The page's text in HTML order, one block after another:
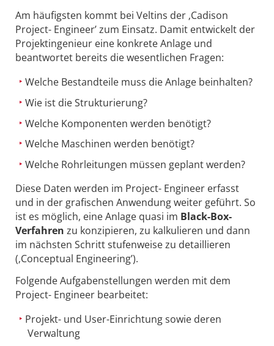
Am häufigsten kommt bei Veltins der ‚Cadison
Project- Engineer’ zum Einsatz. Damit entwickelt der
Projektingenieur eine konkrete Anlage und
beantwortet bereits die wesentlichen Fragen:
Welche Bestandteile muss die Anlage beinhalten?
Wie ist die Strukturierung?
Welche Komponenten werden benötigt?
Welche Maschinen werden benötigt?
Welche Rohrleitungen müssen geplant werden?
Diese Daten werden im Project- Engineer erfasst
und in der grafischen Anwendung weiter geführt. So
ist es möglich, eine Anlage quasi im Black-Box-
Verfahren zu konzipieren, zu kalkulieren und dann
im nächsten Schritt stufenweise zu detaillieren
(‚Conceptual Engineering’).
Folgende Aufgabenstellungen werden mit dem
Project- Engineer bearbeitet:
Projekt- und User-Einrichtung sowie deren
Verwaltung